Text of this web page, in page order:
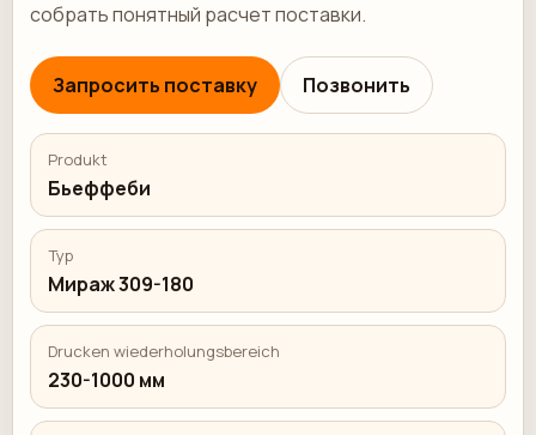
собрать понятный расчет поставки.
Запросить поставку Позвонить
Produkt
Бьеффеби
Typ
Мираж 309-180
Drucken wiederholungsbereich
230-1000 мм